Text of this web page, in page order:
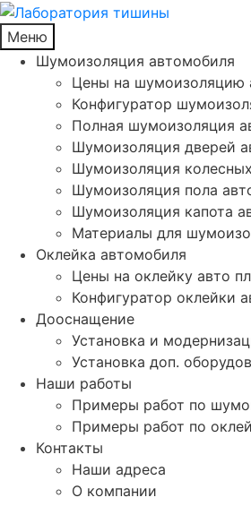
Меню
Шумоизоляция автомобиля
Цены на шумоизоляцию
Конфигуратор
Полная шумоизоляция
Шумоизоляция дверей
Шумоизоляция
Шумоизоляция пола
Шумоизоляция капота
Материалы для
Оклейка автомобиля
Цены на оклейку авто
Конфигуратор оклейки
Дооснащение
Установка и
Установка доп.
Наши работы
Примеры работ по
Примеры работ по
Контакты
Наши адреса
О компании